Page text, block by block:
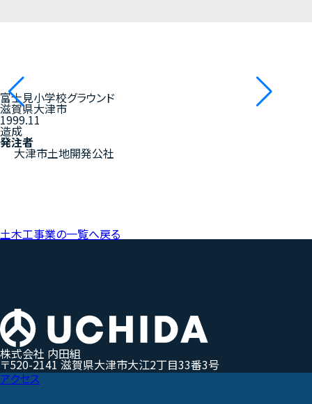
富士見小学校グラウンド
滋賀県大津市
1999.11
造成
発注者
大津市土地開発公社
土木工事業の一覧へ戻る
株式会社 内田組
〒520-2141 滋賀県大津市大江2丁目33番3号
アクセス